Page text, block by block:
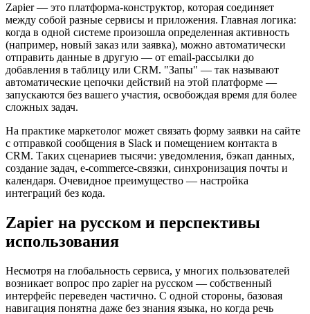
Zapier — это платформа-конструктор, которая соединяет
между собой разные сервисы и приложения. Главная логика:
когда в одной системе произошла определенная активность
(например, новый заказ или заявка), можно автоматически
отправить данные в другую — от email-рассылки до
добавления в таблицу или CRM. "Запы" — так называют
автоматические цепочки действий на этой платформе —
запускаются без вашего участия, освобождая время для более
сложных задач.
На практике маркетолог может связать форму заявки на сайте
с отправкой сообщения в Slack и помещением контакта в
CRM. Таких сценариев тысячи: уведомления, бэкап данных,
создание задач, e-commerce-связки, синхронизация почты и
календаря. Очевидное преимущество — настройка
интеграций без кода.
Zapier на русском и перспективы
использования
Несмотря на глобальность сервиса, у многих пользователей
возникает вопрос про zapier на русском — собственный
интерфейс переведен частично. С одной стороны, базовая
навигация понятна даже без знания языка, но когда речь